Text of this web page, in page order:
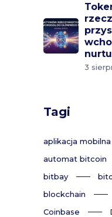
nurtu
3
Tagi
aplikacja mobilna
automat bitcoin
bitbay
blockchain
Coinbase